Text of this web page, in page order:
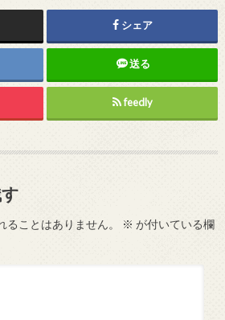
シェア
送る
feedly
ることはありません。 ※ が付いている欄